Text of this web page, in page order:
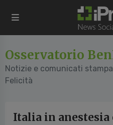
Osservatorio
Notizie e comunicati stampa
Felicità
Italia in